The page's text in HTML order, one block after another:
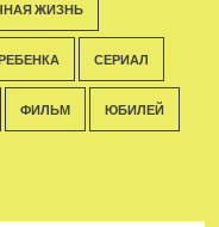
ЖИЗНЬ
СЕРИАЛ
ФИЛЬМ ЮБИЛЕЙ